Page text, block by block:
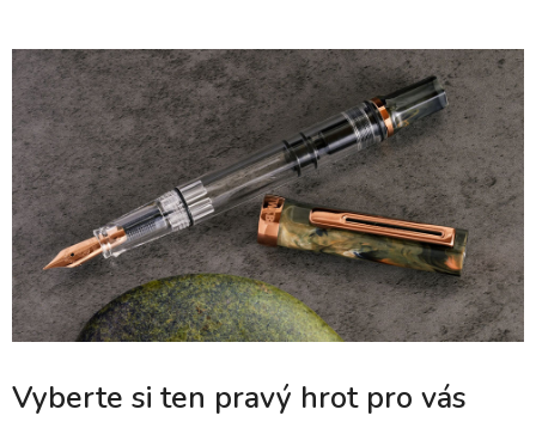
Vyberte si ten pravý hrot pro vás